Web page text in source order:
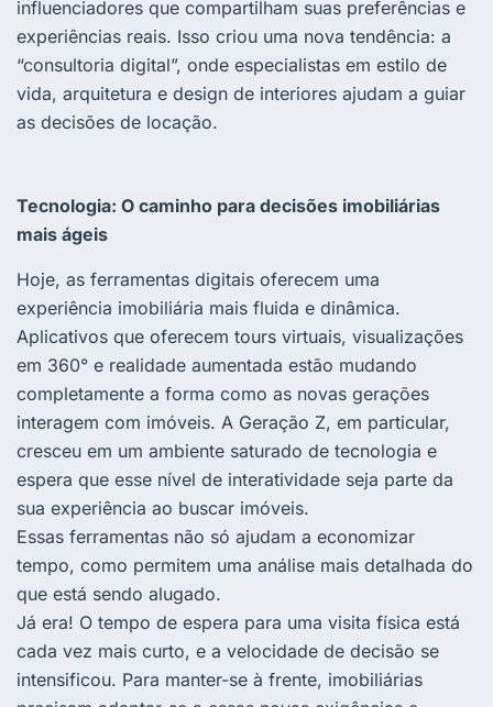
influenciadores que compartilham suas preferências e
experiências reais. Isso criou uma nova tendência: a
“consultoria digital”, onde especialistas em estilo de
vida, arquitetura e design de interiores ajudam a guiar
as decisões de locação.
Tecnologia: O caminho para decisões imobiliárias
mais ágeis
Hoje, as ferramentas digitais oferecem uma
experiência imobiliária mais fluida e dinâmica.
Aplicativos que oferecem tours virtuais, visualizações
em 360° e realidade aumentada estão mudando
completamente a forma como as novas gerações
interagem com imóveis. A Geração Z, em particular,
cresceu em um ambiente saturado de tecnologia e
espera que esse nível de interatividade seja parte da
sua experiência ao buscar imóveis.
Essas ferramentas não só ajudam a economizar
tempo, como permitem uma análise mais detalhada do
que está sendo alugado.
Já era! O tempo de espera para uma visita física está
cada vez mais curto, e a velocidade de decisão se
intensificou. Para manter-se à frente, imobiliárias